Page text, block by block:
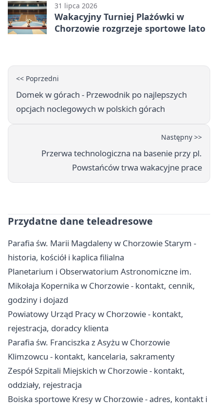
31 lipca 2026
Wakacyjny Turniej Plażówki w
Chorzowie rozgrzeje sportowe lato
<< Poprzedni
Domek w górach - Przewodnik po najlepszych
opcjach noclegowych w polskich górach
Następny >>
Przerwa technologiczna na basenie przy pl.
Powstańców trwa wakacyjne prace
Przydatne dane teleadresowe
Parafia św. Marii Magdaleny w Chorzowie Starym -
historia, kościół i kaplica filialna
Planetarium i Obserwatorium Astronomiczne im.
Mikołaja Kopernika w Chorzowie - kontakt, cennik,
godziny i dojazd
Powiatowy Urząd Pracy w Chorzowie - kontakt,
rejestracja, doradcy klienta
Parafia św. Franciszka z Asyżu w Chorzowie
Klimzowcu - kontakt, kancelaria, sakramenty
Zespół Szpitali Miejskich w Chorzowie - kontakt,
oddziały, rejestracja
Boiska sportowe Kresy w Chorzowie - adres, kontakt i